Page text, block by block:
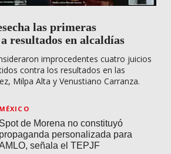
las primeras
resultados en alcaldías
improcedentes cuatro juicios
contra los resultados en las
Milpa Alta y Venustiano Carranza.
MÉXICO
Spot de Morena no constituyó
propaganda personalizada para
señala el TEPJF